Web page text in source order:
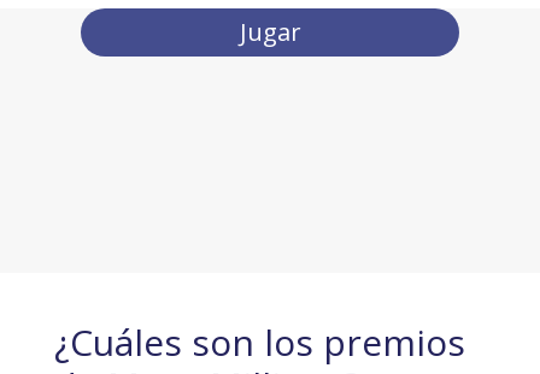
Jugar
¿Cuáles son los premios